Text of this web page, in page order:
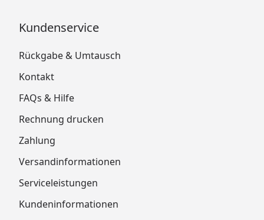
Kundenservice
Rückgabe & Umtausch
Kontakt
FAQs & Hilfe
Rechnung drucken
Zahlung
Versandinformationen
Serviceleistungen
Kundeninformationen